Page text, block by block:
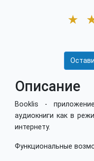
★
Описание
Booklis -
аудиокниги как в
интернету.
Функциональные